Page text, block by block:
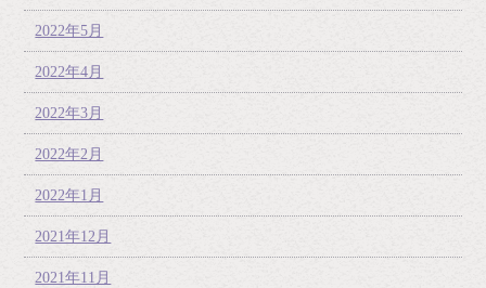
2022年5月
2022年4月
2022年3月
2022年2月
2022年1月
2021年12月
2021年11月